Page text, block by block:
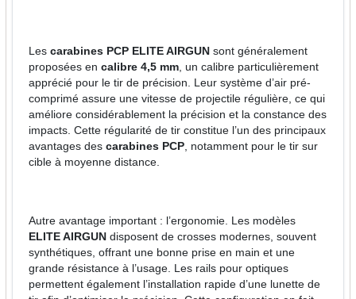
Lescarabines PCP ELITE AIRGUN sont généralement
proposées encalibre 4,5 mm, un calibre particulièrement
apprécié pour le tir de précision. Leur système d’air pré-
comprimé assure une vitesse de projectile régulière, ce qui
améliore considérablement la précision et la constance des
impacts. Cette régularité de tir constitue l’un des principaux
avantages descarabines PCP, notamment pour le tir sur
cible à moyenne distance.
Autre avantage important : l’ergonomie. Les modèles
ELITE AIRGUN disposent de crosses modernes, souvent
synthétiques, offrant une bonne prise en main et une
grande résistance à l’usage. Les rails pour optiques
permettent également l’installation rapide d’une lunette de